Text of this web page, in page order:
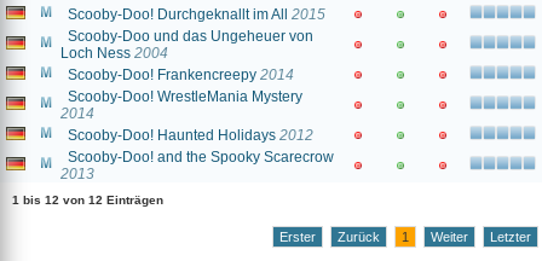
Scooby-Doo! Durchgeknallt im All
2015
Scooby-Doo und das Ungeheuer von
Loch Ness 2004
Scooby-Doo! Frankencreepy 2014
Scooby-Doo! WrestleMania Mystery
2014
Scooby-Doo! Haunted Holidays 2012
Scooby-Doo! and the Spooky Scarecrow
2013
1 bis 12 von 12 Einträgen
Erster Zurück 1 Weiter Letzter